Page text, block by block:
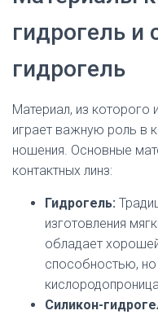
гидрогель и
гидрогель
Материал, из которого
играет важную роль в
ношения. Основные
контактных линз:
Гидрогель:
изготовления
обладает
способностью,
Силикон-